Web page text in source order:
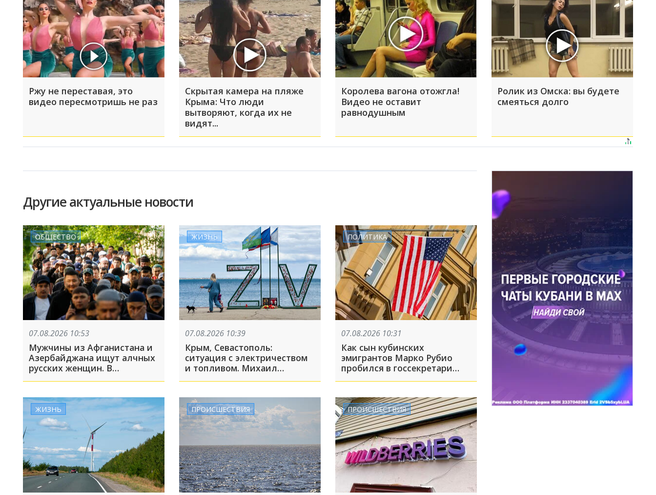
Ржу не переставая, это
видео пересмотришь не раз
Скрытая камера на пляже
Крыма: Что люди
вытворяют, когда их не
видят...
Королева вагона отожгла!
Видео не оставит
равнодушным
Ролик из Омска: вы будете
смеяться долго
Другие актуальные новости
ОБЩЕСТВО
07.08.2026 10:53
Мужчины из Афганистана и
Азербайджана ищут алчных
русских женщин. В
Ростовской области начали
из-за фиктивных браков
ЖИЗНЬ
07.08.2026 10:39
Крым, Севастополь:
ситуация с электричеством
и топливом. Михаил
Развозжаев объяснил,
носят массовый характер
ПОЛИТИКА
07.08.2026 10:31
Как сын кубинских
эмигрантов Марко Рубио
пробился в госсекретари
США. Рассказываем о
главного дипломата
Америки
ЖИЗНЬ ПРОИСШЕСТВИЯ ПРОИСШЕСТВИЯ